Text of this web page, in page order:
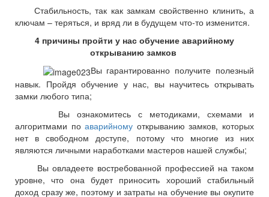
Стабильность, так как замкам свойственно клинить, а
ключам – теряться, и вряд ли в будущем что-то изменится.
4 причины пройти у нас обучение аварийному
открыванию замков
Вы гарантированно получите полезный
навык. Пройдя обучение у нас, вы научитесь открывать
замки любого типа;
Вы ознакомитесь с методиками, схемами и
алгоритмами поаварийному открыванию замков, которых
нет в свободном доступе, потому что многие из них
являются личными наработками мастеров нашей службы;
Вы овладеете востребованной профессией на таком
уровне, что она будет приносить хороший стабильный
доход сразу же, поэтому и затраты на обучение вы окупите